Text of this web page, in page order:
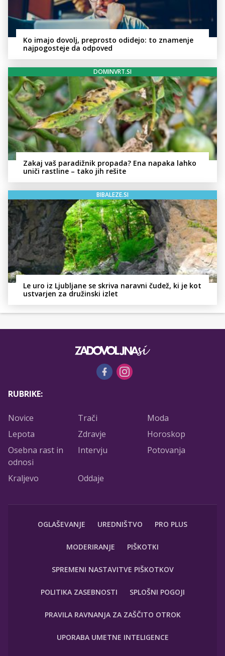
Ko imajo dovolj, preprosto odidejo: to znamenje
najpogosteje da odpoved
DOMINVRT.SI
Zakaj vaš paradižnik propada? Ena napaka lahko
uniči rastline – tako jih rešite
BIBALEZE.SI
Le uro iz Ljubljane se skriva naravni čudež, ki je kot
ustvarjen za družinski izlet
RUBRIKE:
Novice Trači
Moda
Lepota
Zdravje
Horoskop
Osebna rast in
odnosi
Intervju Potovanja
Kraljevo Oddaje
OGLAŠEVANJE UREDNIŠTVO PRO PLUS
MODERIRANJE PIŠKOTKI
SPREMENI NASTAVITVE PIŠKOTKOV
POLITIKA ZASEBNOSTI SPLOŠNI POGOJI
PRAVILA RAVNANJA ZA ZAŠČITO OTROK
UPORABA UMETNE INTELIGENCE